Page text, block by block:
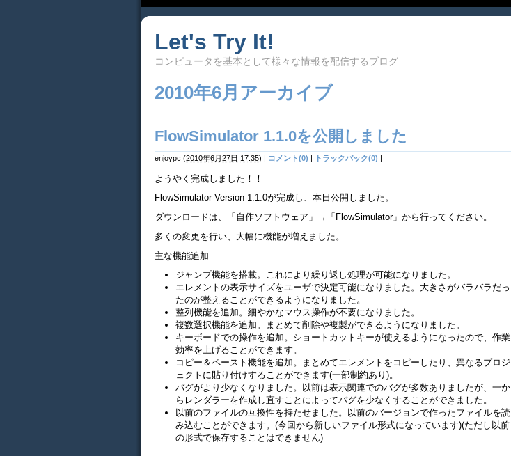
Let's Try It!
コンピュータを基本として様々な情報を配信するブログ
2010年6月アーカイブ
FlowSimulator 1.1.0を公開しました
enjoypc (2010年6月27日 17:35) | コメント(0) | トラックバック(0) |
ようやく完成しました！！
FlowSimulator Version 1.1.0が完成し、本日公開しました。
ダウンロードは、「自作ソフトウェア」→「FlowSimulator」から行ってください。
多くの変更を行い、大幅に機能が増えました。
主な機能追加
ジャンプ機能を搭載。これにより繰り返し処理が可能になりました。
エレメントの表示サイズをユーザで決定可能になりました。大きさがバラバラだっ
たのが整えることができるようになりました。
整列機能を追加。細やかなマウス操作が不要になりました。
複数選択機能を追加。まとめて削除や複製ができるようになりました。
キーボードでの操作を追加。ショートカットキーが使えるようになったので、作業
効率を上げることができます。
コピー＆ペースト機能を追加。まとめてエレメントをコピーしたり、異なるプロジ
ェクトに貼り付けすることができます(一部制約あり)。
バグがより少なくなりました。以前は表示関連でのバグが多数ありましたが、一か
らレンダラーを作成し直すことによってバグを少なくすることができました。
以前のファイルの互換性を持たせました。以前のバージョンで作ったファイルを読
み込むことができます。(今回から新しいファイル形式になっています)(ただし以前
の形式で保存することはできません)